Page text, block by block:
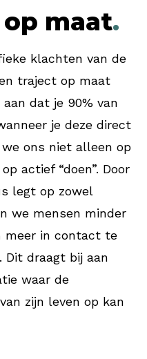
maat.
klachten van de
traject op maat
dat je 90% van
je deze direct
ons niet alleen op
actief “doen”. Door
legt op zowel
we mensen minder
meer in contact te
Dit draagt bij aan
waar de
zijn leven op kan